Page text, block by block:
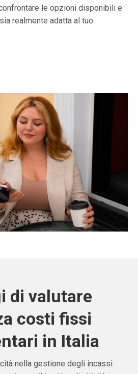
le opzioni disponibili e
realmente adatta al tuo
di valutare
costi fissi
in Italia
nella gestione degli incassi